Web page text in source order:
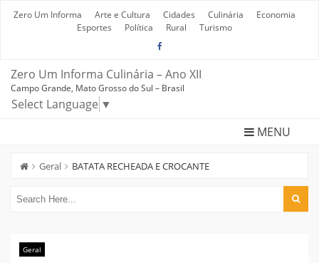
Zero Um Informa Arte e Cultura Cidades Culinária
Economia
Esportes
Política Rural Turismo
Zero Um Informa Culinária – Ano XII
Campo Grande, Mato Grosso do Sul – Brasil
Select Language ▼
MENU
Geral BATATA RECHEADA E CROCANTE
Geral